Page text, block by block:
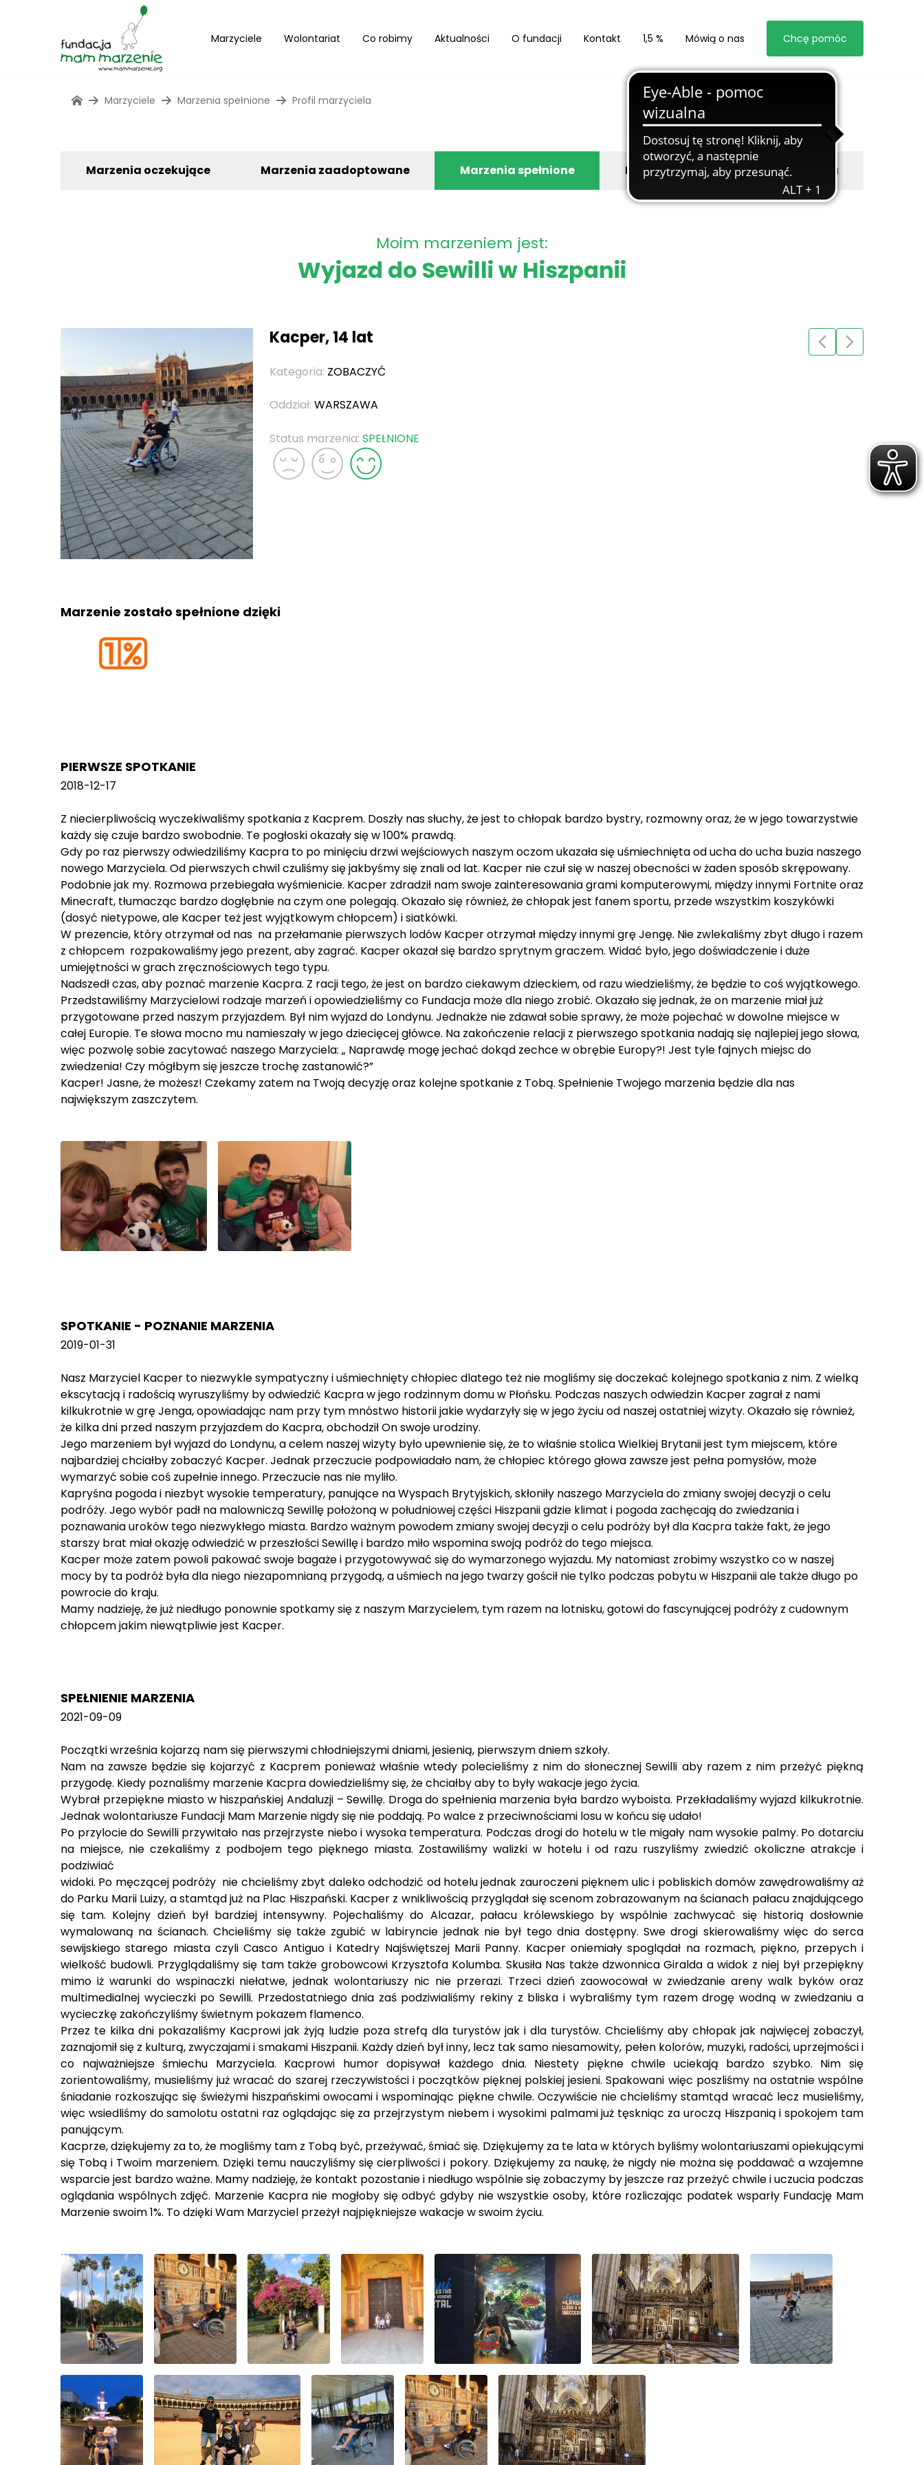
Marzyciele Wolontariat Co robimy Aktualności O fundacji Kontakt 1,5 % Mówią o nas Chcę pomóc
Marzyciele Marzenia spełnione Profil marzyciela
Marzenia oczekujące Marzenia zaadoptowane Marzenia spełnione Byli z nami Zgłoś marzyciela
Moim marzeniem jest:
Wyjazd do Sewilli w Hiszpanii
Kacper, 14 lat
Kategoria: ZOBACZYĆ
Oddział: WARSZAWA
Status marzenia: SPEŁNIONE
Marzenie zostało spełnione dzięki
PIERWSZE SPOTKANIE
2018-12-17
Z niecierpliwością wyczekiwaliśmy spotkania z Kacprem. Doszły nas słuchy, że jest to chłopak bardzo bystry, rozmowny oraz, że w jego towarzystwie
każdy się czuje bardzo swobodnie. Te pogłoski okazały się w 100% prawdą.
Gdy po raz pierwszy odwiedziliśmy Kacpra to po minięciu drzwi wejściowych naszym oczom ukazała się uśmiechnięta od ucha do ucha buzia naszego
nowego Marzyciela. Od pierwszych chwil czuliśmy się jakbyśmy się znali od lat. Kacper nie czuł się w naszej obecności w żaden sposób skrępowany.
Podobnie jak my. Rozmowa przebiegała wyśmienicie. Kacper zdradził nam swoje zainteresowania grami komputerowymi, między innymi Fortnite oraz
Minecraft, tłumacząc bardzo dogłębnie na czym one polegają. Okazało się również, że chłopak jest fanem sportu, przede wszystkim koszykówki
(dosyć nietypowe, ale Kacper też jest wyjątkowym chłopcem) i siatkówki.
W prezencie, który otrzymał od nas na przełamanie pierwszych lodów Kacper otrzymał między innymi grę Jengę. Nie zwlekaliśmy zbyt długo i razem
z chłopcem rozpakowaliśmy jego prezent, aby zagrać. Kacper okazał się bardzo sprytnym graczem. Widać było, jego doświadczenie i duże
umiejętności w grach zręcznościowych tego typu.
Nadszedł czas, aby poznać marzenie Kacpra. Z racji tego, że jest on bardzo ciekawym dzieckiem, od razu wiedzieliśmy, że będzie to coś wyjątkowego.
Przedstawiliśmy Marzycielowi rodzaje marzeń i opowiedzieliśmy co Fundacja może dla niego zrobić. Okazało się jednak, że on marzenie miał już
przygotowane przed naszym przyjazdem. Był nim wyjazd do Londynu. Jednakże nie zdawał sobie sprawy, że może pojechać w dowolne miejsce w
całej Europie. Te słowa mocno mu namieszały w jego dziecięcej główce. Na zakończenie relacji z pierwszego spotkania nadają się najlepiej jego słowa,
więc pozwolę sobie zacytować naszego Marzyciela: „ Naprawdę mogę jechać dokąd zechce w obrębie Europy?! Jest tyle fajnych miejsc do
zwiedzenia! Czy mógłbym się jeszcze trochę zastanowić?”
Kacper! Jasne, że możesz! Czekamy zatem na Twoją decyzję oraz kolejne spotkanie z Tobą. Spełnienie Twojego marzenia będzie dla nas
największym zaszczytem.
SPOTKANIE - POZNANIE MARZENIA
2019-01-31
Nasz Marzyciel Kacper to niezwykle sympatyczny i uśmiechnięty chłopiec dlatego też nie mogliśmy się doczekać kolejnego spotkania z nim. Z wielką
ekscytacją i radością wyruszyliśmy by odwiedzić Kacpra w jego rodzinnym domu w Płońsku. Podczas naszych odwiedzin Kacper zagrał z nami
kilkukrotnie w grę Jenga, opowiadając nam przy tym mnóstwo historii jakie wydarzyły się w jego życiu od naszej ostatniej wizyty. Okazało się również,
że kilka dni przed naszym przyjazdem do Kacpra, obchodził On swoje urodziny.
Jego marzeniem był wyjazd do Londynu, a celem naszej wizyty było upewnienie się, że to właśnie stolica Wielkiej Brytanii jest tym miejscem, które
najbardziej chciałby zobaczyć Kacper. Jednak przeczucie podpowiadało nam, że chłopiec którego głowa zawsze jest pełna pomysłów, może
wymarzyć sobie coś zupełnie innego. Przeczucie nas nie myliło.
Kapryśna pogoda i niezbyt wysokie temperatury, panujące na Wyspach Brytyjskich, skłoniły naszego Marzyciela do zmiany swojej decyzji o celu
podróży. Jego wybór padł na malowniczą Sewillę położoną w południowej części Hiszpanii gdzie klimat i pogoda zachęcają do zwiedzania i
poznawania uroków tego niezwykłego miasta. Bardzo ważnym powodem zmiany swojej decyzji o celu podróży był dla Kacpra także fakt, że jego
starszy brat miał okazję odwiedzić w przeszłości Sewillę i bardzo miło wspomina swoją podróż do tego miejsca.
Kacper może zatem powoli pakować swoje bagaże i przygotowywać się do wymarzonego wyjazdu. My natomiast zrobimy wszystko co w naszej
mocy by ta podróż była dla niego niezapomnianą przygodą, a uśmiech na jego twarzy gościł nie tylko podczas pobytu w Hiszpanii ale także długo po
powrocie do kraju.
Mamy nadzieję, że już niedługo ponownie spotkamy się z naszym Marzycielem, tym razem na lotnisku, gotowi do fascynującej podróży z cudownym
chłopcem jakim niewątpliwie jest Kacper.
SPEŁNIENIE MARZENIA
2021-09-09
Początki września kojarzą nam się pierwszymi chłodniejszymi dniami, jesienią, pierwszym dniem szkoły.
Nam na zawsze będzie się kojarzyć z Kacprem ponieważ właśnie wtedy polecieliśmy z nim do słonecznej Sewilli aby razem z nim przeżyć piękną
przygodę. Kiedy poznaliśmy marzenie Kacpra dowiedzieliśmy się, że chciałby aby to były wakacje jego życia.
Wybrał przepiękne miasto w hiszpańskiej Andaluzji – Sewillę. Droga do spełnienia marzenia była bardzo wyboista. Przekładaliśmy wyjazd kilkukrotnie.
Jednak wolontariusze Fundacji Mam Marzenie nigdy się nie poddają. Po walce z przeciwnościami losu w końcu się udało!
Po przylocie do Sewilli przywitało nas przejrzyste niebo i wysoka temperatura. Podczas drogi do hotelu w tle migały nam wysokie palmy. Po dotarciu
na miejsce, nie czekaliśmy z podbojem tego pięknego miasta. Zostawiliśmy walizki w hotelu i od razu ruszyliśmy zwiedzić okoliczne atrakcje i
podziwiać
widoki. Po męczącej podróży nie chcieliśmy zbyt daleko odchodzić od hotelu jednak zauroczeni pięknem ulic i pobliskich domów zawędrowaliśmy aż
do Parku Marii Luizy, a stamtąd już na Plac Hiszpański. Kacper z wnikliwością przyglądał się scenom zobrazowanym na ścianach pałacu znajdującego
się tam. Kolejny dzień był bardziej intensywny. Pojechaliśmy do Alcazar, pałacu królewskiego by wspólnie zachwycać się historią dosłownie
wymalowaną na ścianach. Chcieliśmy się także zgubić w labiryncie jednak nie był tego dnia dostępny. Swe drogi skierowaliśmy więc do serca
sewijskiego starego miasta czyli Casco Antiguo i Katedry Najświętszej Marii Panny. Kacper oniemiały spoglądał na rozmach, piękno, przepych i
wielkość budowli. Przyglądaliśmy się tam także grobowcowi Krzysztofa Kolumba. Skusiła Nas także dzwonnica Giralda a widok z niej był przepiękny
mimo iż warunki do wspinaczki niełatwe, jednak wolontariuszy nic nie przerazi. Trzeci dzień zaowocował w zwiedzanie areny walk byków oraz
multimedialnej wycieczki po Sewilli. Przedostatniego dnia zaś podziwialiśmy rekiny z bliska i wybraliśmy tym razem drogę wodną w zwiedzaniu a
wycieczkę zakończyliśmy świetnym pokazem flamenco.
Przez te kilka dni pokazaliśmy Kacprowi jak żyją ludzie poza strefą dla turystów jak i dla turystów. Chcieliśmy aby chłopak jak najwięcej zobaczył,
zaznajomił się z kulturą, zwyczajami i smakami Hiszpanii. Każdy dzień był inny, lecz tak samo niesamowity, pełen kolorów, muzyki, radości, uprzejmości i
co najważniejsze śmiechu Marzyciela. Kacprowi humor dopisywał każdego dnia. Niestety piękne chwile uciekają bardzo szybko. Nim się
zorientowaliśmy, musieliśmy już wracać do szarej rzeczywistości i początków pięknej polskiej jesieni. Spakowani więc poszliśmy na ostatnie wspólne
śniadanie rozkoszując się świeżymi hiszpańskimi owocami i wspominając piękne chwile. Oczywiście nie chcieliśmy stamtąd wracać lecz musieliśmy,
więc wsiedliśmy do samolotu ostatni raz oglądając się za przejrzystym niebem i wysokimi palmami już tęskniąc za uroczą Hiszpanią i spokojem tam
panującym.
Kacprze, dziękujemy za to, że mogliśmy tam z Tobą być, przeżywać, śmiać się. Dziękujemy za te lata w których byliśmy wolontariuszami opiekującymi
się Tobą i Twoim marzeniem. Dzięki temu nauczyliśmy się cierpliwości i pokory. Dziękujemy za naukę, że nigdy nie można się poddawać a wzajemne
wsparcie jest bardzo ważne. Mamy nadzieję, że kontakt pozostanie i niedługo wspólnie się zobaczymy by jeszcze raz przeżyć chwile i uczucia podczas
oglądania wspólnych zdjęć. Marzenie Kacpra nie mogłoby się odbyć gdyby nie wszystkie osoby, które rozliczając podatek wsparły Fundację Mam
Marzenie swoim 1%. To dzięki Wam Marzyciel przeżył najpiękniejsze wakacje w swoim życiu.